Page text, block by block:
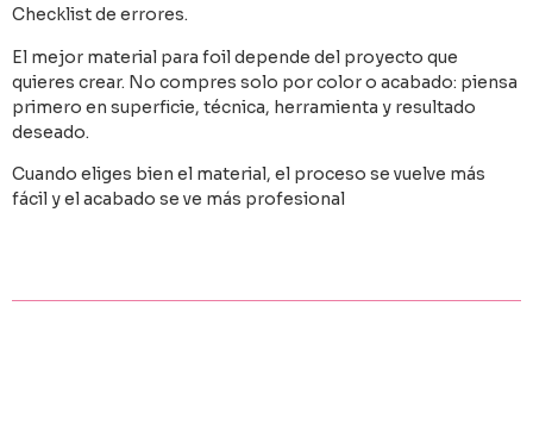
Checklist de errores.
El mejor material para foil depende del proyecto que
quieres crear. No compres solo por color o acabado: piensa
primero en superficie, técnica, herramienta y resultado
deseado.
Cuando eliges bien el material, el proceso se vuelve más
fácil y el acabado se ve más profesional